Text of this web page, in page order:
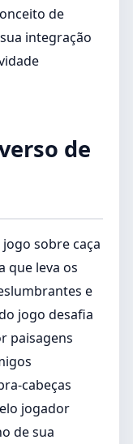
de
integração
de
sobre caça
que leva os
e
jogo desafia
paisagens
cabeças
jogador
de sua